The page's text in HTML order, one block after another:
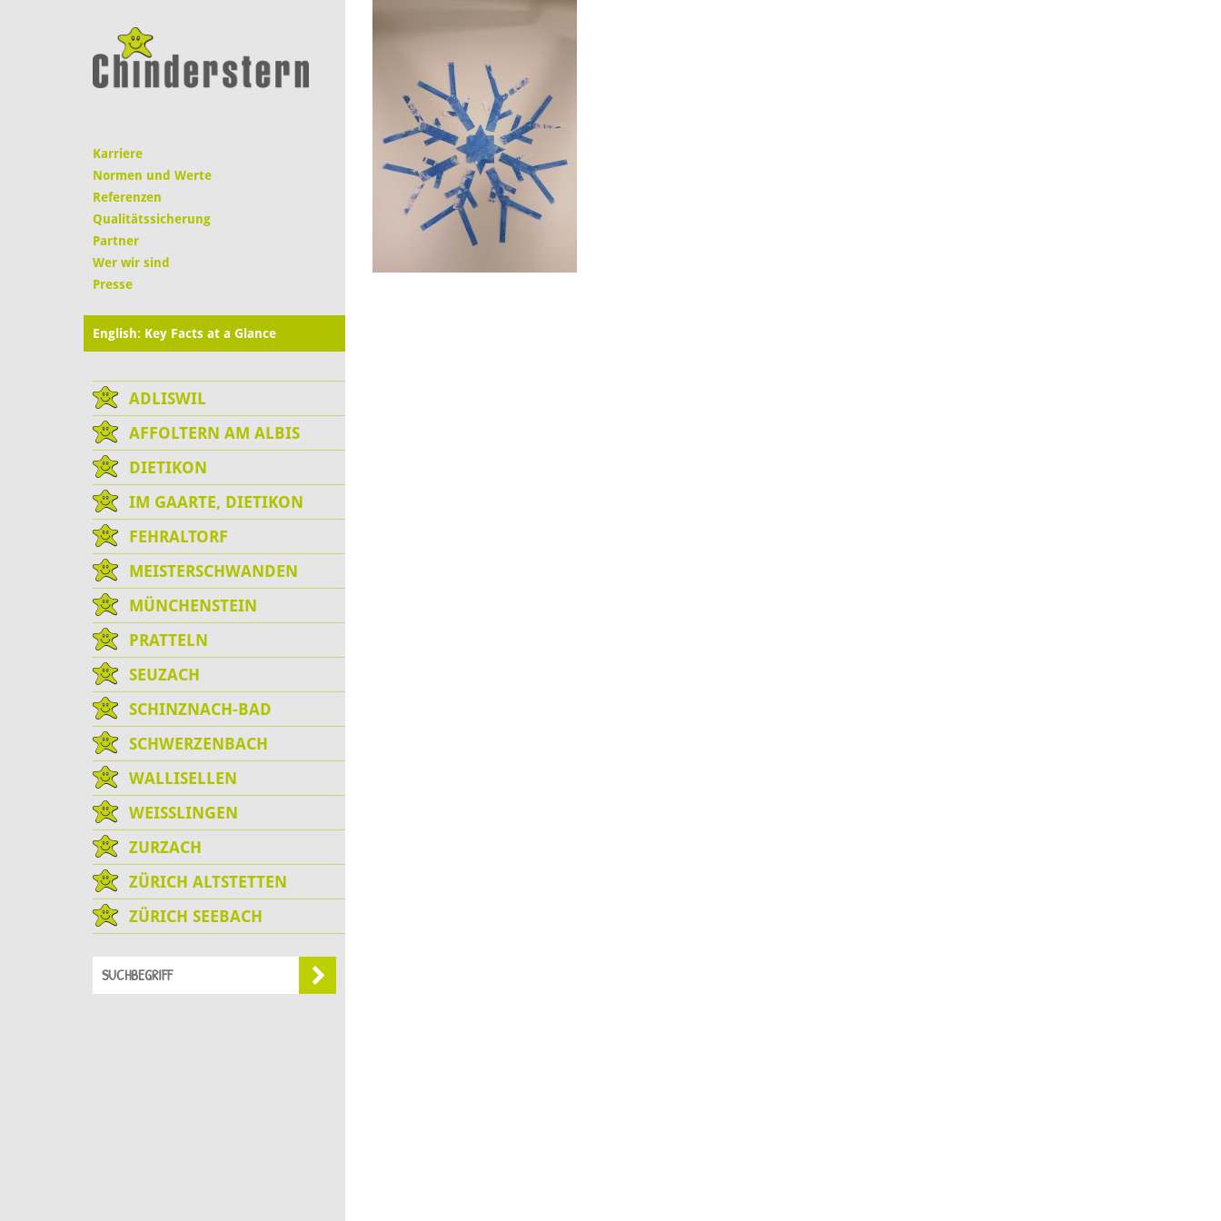
Karriere
Normen und Werte
Referenzen
Qualitätssicherung
Partner
Wer wir sind
Presse
English: Key Facts at a Glance
ADLISWIL
AFFOLTERN AM ALBIS
DIETIKON
IM GAARTE, DIETIKON
FEHRALTORF
MEISTERSCHWANDEN
MÜNCHENSTEIN
PRATTELN
SEUZACH
SCHINZNACH-BAD
SCHWERZENBACH
WALLISELLEN
WEISSLINGEN
ZURZACH
ZÜRICH ALTSTETTEN
ZÜRICH SEEBACH